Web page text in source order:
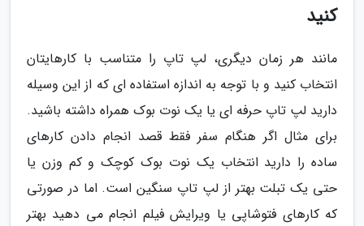
کنید
مانند هر زمان دیگری، لپ تاپ را متناسب با کارهایتان
انتخاب کنید و با توجه به اندازه استفاده ای که از این وسیله
دارید لپ تاپ حرفه ای یا یک نوت بوک همراه داشته باشید.
برای مثال اگر هنگام سفر فقط قصد انجام دادن کارهای
ساده را دارید انتخاب یک نوت بوک کوچک و کم وزن یا
حتی یک تبلت بهتر از لپ تاپ سنگین است. اما در صورتی
که کارهای فتوشاپی یا ویرایش فیلم انجام می دهید بهتر